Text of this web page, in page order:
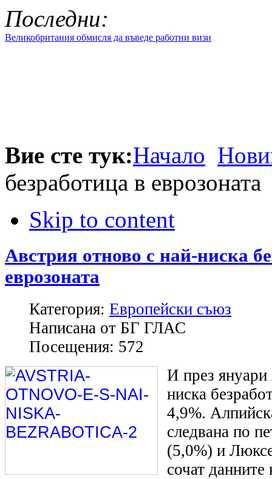
Последни:
Великобритания обмисля да въведе работни визи
Вие сте тук:Начало
безработица в еврозоната
Skip to content
Австрия отново с най-ниска
еврозоната
Категория: Европейски съюз
Написана от БГ ГЛАС
Посещения: 572
И през януари
ниска
4,9%.
следвана по
(5,0%) и
сочат данните